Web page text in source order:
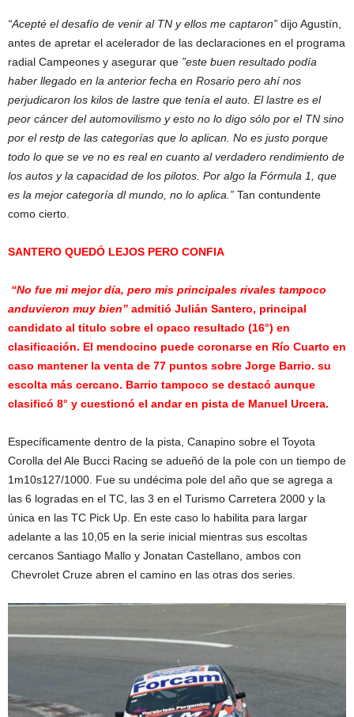
“Acepté el desafío de venir al TN y ellos me captaron” dijo Agustín,
antes de apretar el acelerador de las declaraciones en el programa
radial Campeones y asegurar que ”este buen resultado podía
haber llegado en la anterior fecha en Rosario pero ahí nos
perjudicaron los kilos de lastre que tenía el auto. El lastre es el
peor cáncer del automovilismo y esto no lo digo sólo por el TN sino
por el restp de las categorías que lo aplican. No es justo porque
todo lo que se ve no es real en cuanto al verdadero rendimiento de
los autos y la capacidad de los pilotos. Por algo la Fórmula 1, que
es la mejor categoría dl mundo, no lo aplica.” Tan contundente
como cierto.
SANTERO QUEDÓ LEJOS PERO CONFIA
“No fue mi mejor día, pero mis principales rivales tampoco
anduvieron muy bien” admitió Julián Santero, principal
candidato al titulo sobre el opaco resultado (16°) en
clasificación. El mendocino puede coronarse en Río Cuarto en
caso mantener la venta de 77 puntos sobre Jorge Barrio. su
escolta más cercano. Barrio tampoco se destacó aunque
clasificó 8° y cuestionó el andar en pista de Manuel Urcera.
Específicamente dentro de la pista, Canapino sobre el Toyota
Corolla del Ale Bucci Racing se adueñó de la pole con un tiempo de
1m10s127/1000. Fue su undécima pole del año que se agrega a
las 6 logradas en el TC, las 3 en el Turismo Carretera 2000 y la
única en las TC Pick Up. En este caso lo habilita para largar
adelante a las 10,05 en la serie inicial mientras sus escoltas
cercanos Santiago Mallo y Jonatan Castellano, ambos con
Chevrolet Cruze abren el camino en las otras dos series.